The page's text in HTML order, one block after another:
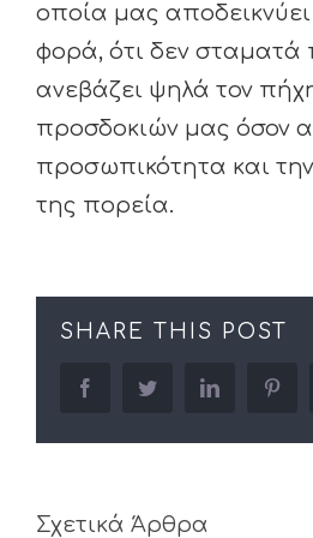
οποία μας αποδεικνύει
φορά, ότι δεν σταματά
ανεβάζει ψηλά τον
προσδοκιών μας όσον
προσωπικότητα και την
της πορεία.
SHARE THIS POST
facebooktwitter linkedin
Σχετικά Άρθρα